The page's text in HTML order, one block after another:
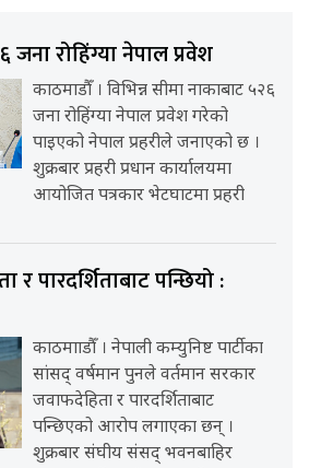
जना रोहिंग्या नेपाल प्रवेश
काठमाडौँ । विभिन्न सीमा नाकाबाट ५२६
जना रोहिंग्या नेपाल प्रवेश गरेको
पाइएको नेपाल प्रहरीले जनाएको छ ।
शुक्रबार प्रहरी प्रधान कार्यालयमा
आयोजित पत्रकार भेटघाटमा प्रहरी
पारदर्शिताबाट पन्छियो :
काठमााडौँ । नेपाली कम्युनिष्ट पार्टीका
सांसद् वर्षमान पुनले वर्तमान सरकार
जवाफदेहिता र पारदर्शिताबाट
पन्छिएको आरोप लगाएका छन् ।
शुक्रबार संघीय संसद् भवनबाहिर